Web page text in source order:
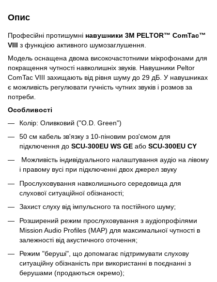
Опис
Професійні протишумні навушники 3M PELTOR™ ComTac™
VIII з функцією активного шумозаглушення.
Модель оснащена двома високочастотними мікрофонами для
покращення чутності навколишніх звуків. Навушники Peltor
ComTac VIII захищають від рівня шуму до 29 дБ. У навушниках
є можливість регулювати гучність чутних звуків і розмов за
потреби.
Особливості
Колір: Оливковий ("O.D. Green")
50 см кабель зв'язку з 10-піновим роз'ємом для
підключення до SCU-300EU WS GE або SCU-300EU CY
Можливість індивідуального налаштування аудіо на лівому
і правому вусі при підключенні двох джерел звуку
Прослуховування навколишнього середовища для
слухової ситуаційної обізнаності;
Захист слуху від імпульсного та постійного шуму;
Розширений режим прослуховування з аудіопрофілями
Mission Audio Profiles (MAP) для максимальної чутності в
залежності від акустичного оточення;
Режим "беруші", що допомагає підтримувати слухову
ситуаційну обізнаність при використанні в поєднанні з
берушами (продаються окремо);